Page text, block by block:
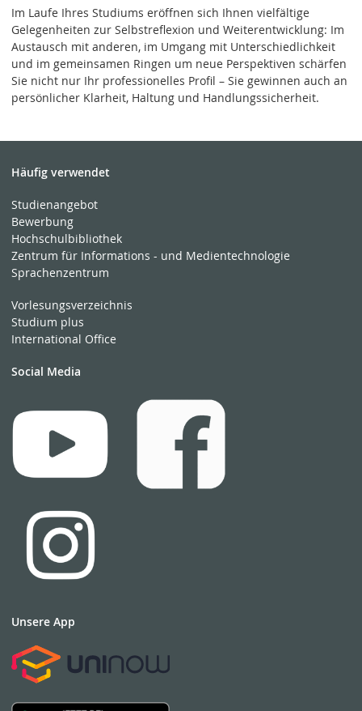
Im Laufe Ihres Studiums eröffnen sich Ihnen vielfältige
Gelegenheiten zur Selbstreflexion und Weiterentwicklung: Im
Austausch mit anderen, im Umgang mit Unterschiedlichkeit
und im gemeinsamen Ringen um neue Perspektiven schärfen
Sie nicht nur Ihr professionelles Profil – Sie gewinnen auch an
persönlicher Klarheit, Haltung und Handlungssicherheit.
Häufig verwendet
Studienangebot
Bewerbung
Hochschulbibliothek
Zentrum für Informations - und Medientechnologie
Sprachenzentrum
Vorlesungsverzeichnis
Studium plus
International Office
Social Media
Unsere App